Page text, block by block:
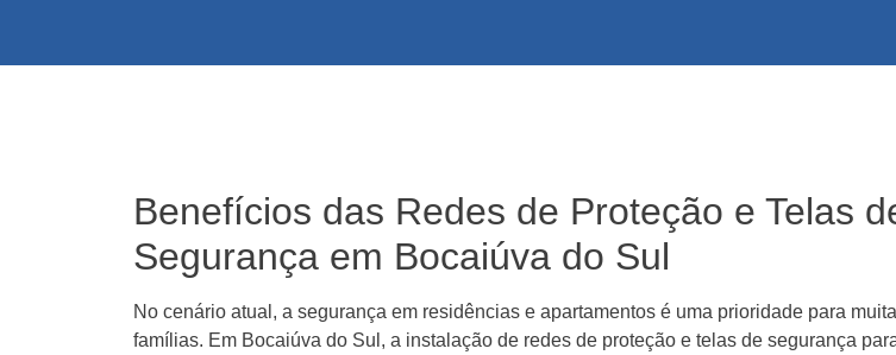
Benefícios das Redes de Proteção e Telas
Segurança em Bocaiúva do Sul
No cenário atual, a segurança em residências e apartamentos é uma prioridade para
famílias. Em Bocaiúva do Sul, a instalação de redes de proteção e telas de segurança